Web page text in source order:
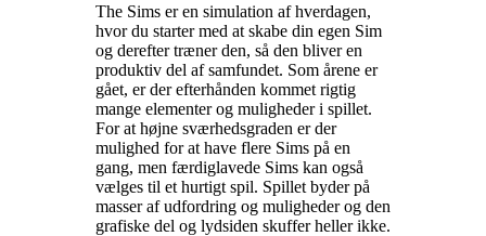
The Sims er en simulation af hverdagen,
hvor du starter med at skabe din egen Sim
og derefter træner den, så den bliver en
produktiv del af samfundet. Som årene er
gået, er der efterhånden kommet rigtig
mange elementer og muligheder i spillet.
For at højne sværhedsgraden er der
mulighed for at have flere Sims på en
gang, men færdiglavede Sims kan også
vælges til et hurtigt spil. Spillet byder på
masser af udfordring og muligheder og den
grafiske del og lydsiden skuffer heller ikke.